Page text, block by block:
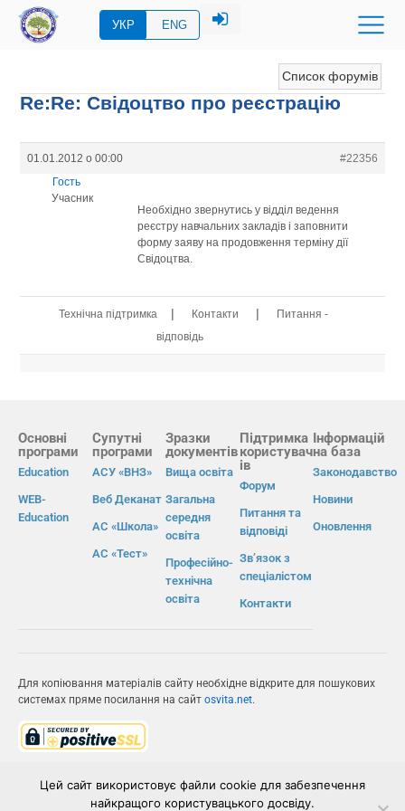
УКР ENG
Список форумів
Re:Re: Свідоцтво про реєстрацію
01.01.2012 о 00:00
#22356
Гость
Учасник
Необхідно звернутись у відділ ведення
реєстру навчальних закладів і заповнити
форму заяву на продовження терміну дії
Свідоцтва.
Технічна підтримка | Контакти |
Питання -
відповідь
Основні
програми
Education
WEB-
Education
Супутні
програми
АСУ «ВНЗ»
Веб Деканат
АС «Школа»
АС «Тест»
Зразки
документів
Вища освіта
Загальна
середня
освіта
Професійно-
технічна
освіта
Підтримка
користувач
ів
Форум
Питання та
відповіді
Зв’язок з
спеціалістом
Контакти
Інформацій
на база
Законодавство
Новини
Оновлення
Для копіювання матеріалів сайту необхідне відкрите для пошукових
системах пряме посилання на сайт osvita.net.
Цей сайт використовує файли cookie для забезпечення
найкращого користувацького досвіду.